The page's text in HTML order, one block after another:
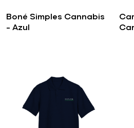
Boné Simples Cannabis
– Azul